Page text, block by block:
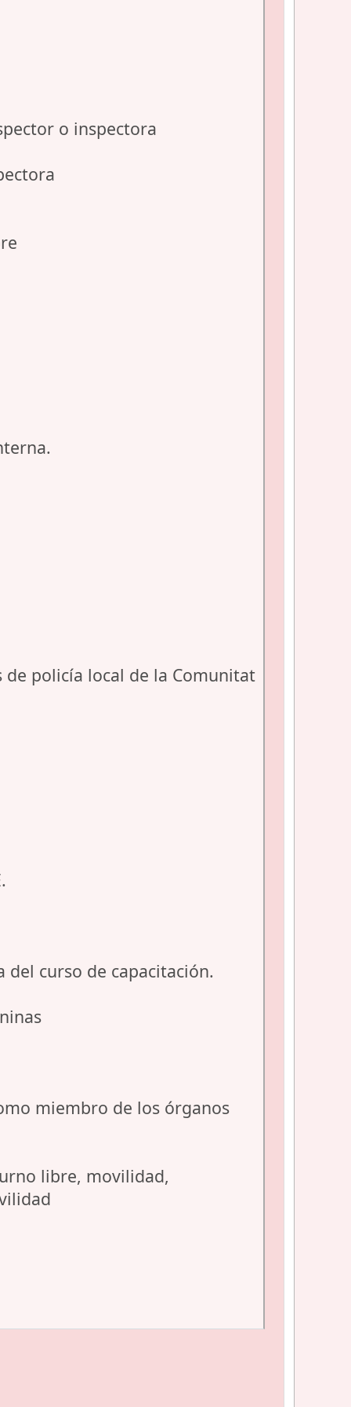
o inspectora
policía local de la Comunitat
curso de capacitación.
miembro de los órganos
libre, movilidad,